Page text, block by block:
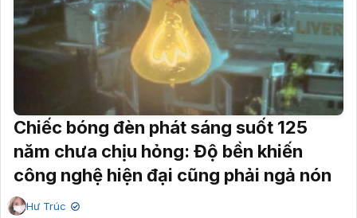
Chiếc bóng đèn phát sáng suốt 125
năm chưa chịu hỏng: Độ bền khiến
công nghệ hiện đại cũng phải ngả nón
Hư Trúc ✔